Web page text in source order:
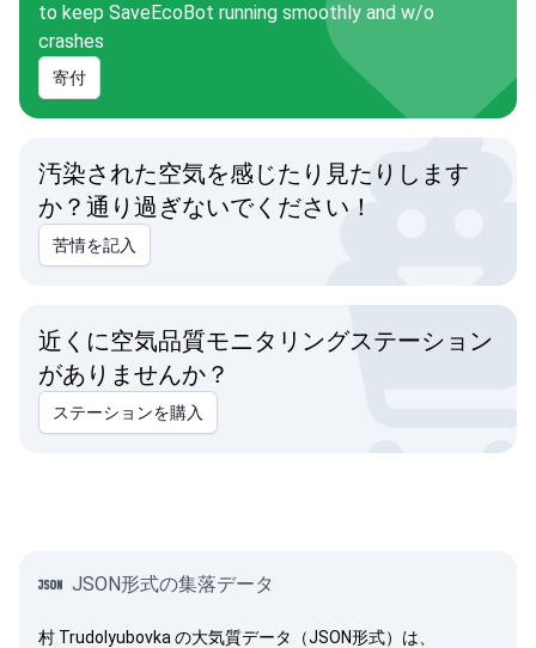
to keep SaveEcoBot running smoothly and w/o
crashes
寄付
汚染された空気を感じたり見たりします
か？通り過ぎないでください！
苦情を記入
近くに空気品質モニタリングステーション
がありませんか？
ステーションを購入
JSON形式の集落データ
村 Trudolyubovka の大気質データ（JSON形式）は、